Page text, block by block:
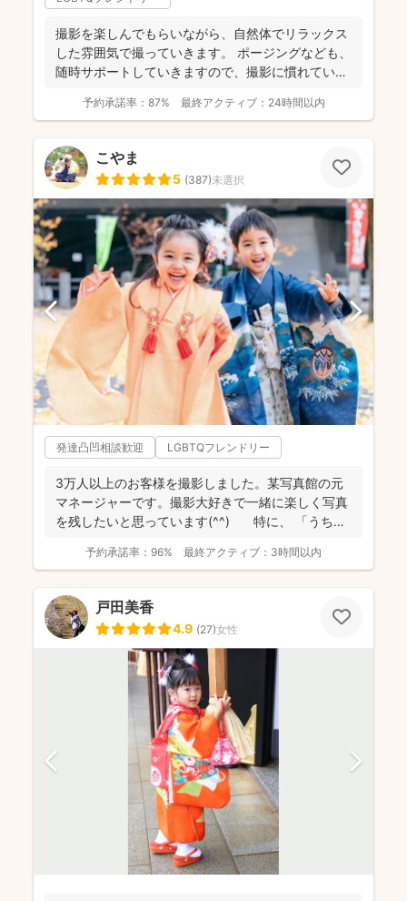
撮影を楽しんでもらいながら、自然体でリラックス
した雰囲気で撮っていきます。 ポージングなども、
随時サポートしていきますので、撮影に慣れていな
予約承諾率： 87% 最終アクティブ： 24時間以内
こやま
5 (387)未選択
発達凸凹相談歓迎 LGBTQフレンドリー
3万人以上のお客様を撮影しました。某写真館の元
マネージャーです。撮影大好きで一緒に楽しく写真
を残したいと思っています(^^) 特に、 「うち
予約承諾率： 96% 最終アクティブ： 3時間以内
戸田美香
4.9 (27)女性